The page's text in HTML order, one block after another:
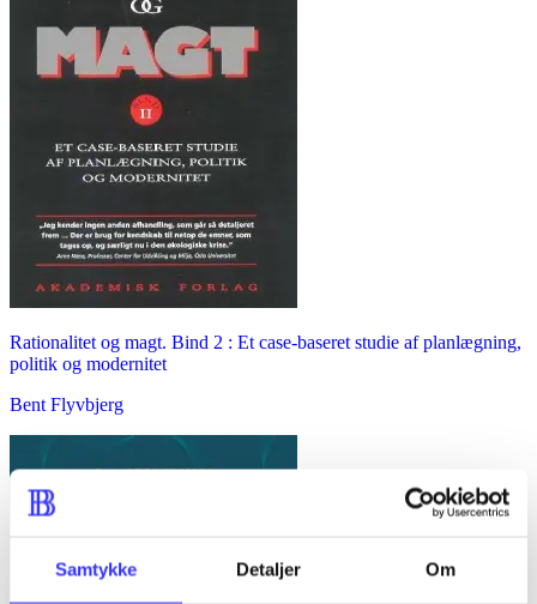
Samtykke Detaljer Om
Rationalitet og magt. Bind 2 : Et case-baseret studie af planlægning,
politik og modernitet
Bent Flyvbjerg